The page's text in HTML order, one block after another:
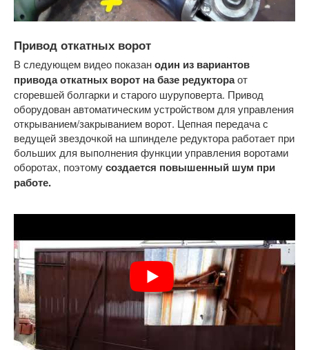
Привод откатных ворот
В следующем видео показанодин из вариантов
привода откатных ворот на базе редуктораот
сгоревшей болгарки и старого шуруповерта. Привод
оборудован автоматическим устройством для управления
открыванием/закрыванием ворот. Цепная передача с
ведущей звездочкой на шпинделе редуктора работает при
больших для выполнения функции управления воротами
оборотах, поэтомусоздается повышенный шум при
работе.